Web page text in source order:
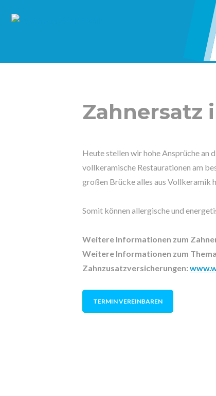
Zahnersatz
Heute stellen wir hohe Ansprüche
vollkeramische Restaurationen am
großen Brücke alles aus Vollkeramik
Somit können allergische und
Weitere Informationen zum
Weitere Informationen zum Thema
Zahnzusatzversicherungen:
TERMIN VEREINBAREN